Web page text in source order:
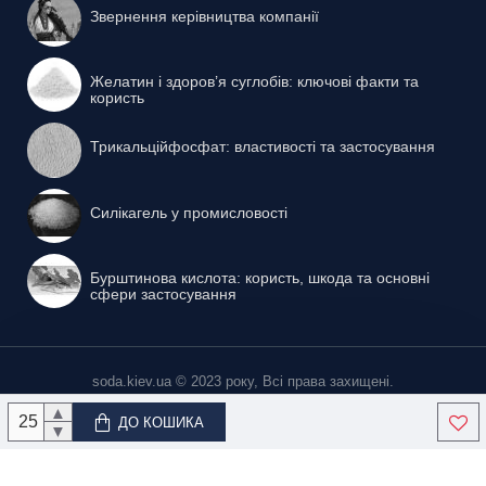
▲
▼
ДО КОШИКА
Звернення керівництва компанії
Желатин і здоров’я суглобів: ключові факти та
користь
Трикальційфосфат: властивості та застосування
Силікагель у промисловості
Бурштинова кислота: користь, шкода та основні
сфери застосування
soda.kiev.ua © 2023 року, Всі права захищені.